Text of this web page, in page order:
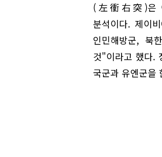
(左衝右突)은
분석이다. 제이
인민해방군, 북
것"이라고 했다.
국군과 유엔군을